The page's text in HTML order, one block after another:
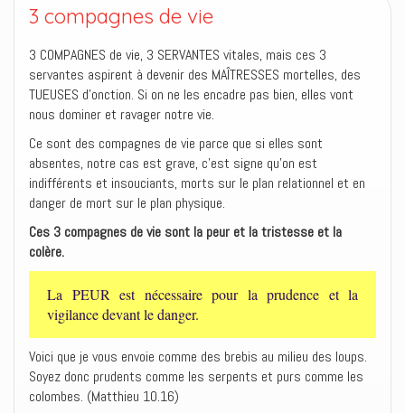
3 compagnes de vie
3 COMPAGNES de vie, 3 SERVANTES vitales, mais ces 3
servantes aspirent à devenir des MAÎTRESSES mortelles, des
TUEUSES d’onction. Si on ne les encadre pas bien, elles vont
nous dominer et ravager notre vie.
Ce sont des compagnes de vie parce que si elles sont
absentes, notre cas est grave, c’est signe qu’on est
indifférents et insouciants, morts sur le plan relationnel et en
danger de mort sur le plan physique.
Ces 3 compagnes de vie sont la peur et la tristesse et la
colère.
La PEUR est nécessaire pour la prudence et la
vigilance devant le danger.
Voici que je vous envoie comme des brebis au milieu des loups.
Soyez donc prudents comme les serpents et purs comme les
colombes. (Matthieu 10.16)